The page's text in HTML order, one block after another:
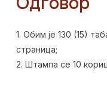
1. Обим је 130 (15)
страница;
2. Штампа се 10